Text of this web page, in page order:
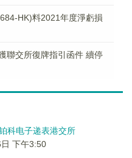
HK)料2021年度淨虧損
聯交所復牌指引函件 續停
科电子递表港交所
下午3:50